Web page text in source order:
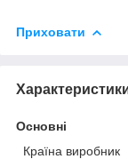
Приховати
Основні
Країна виробник